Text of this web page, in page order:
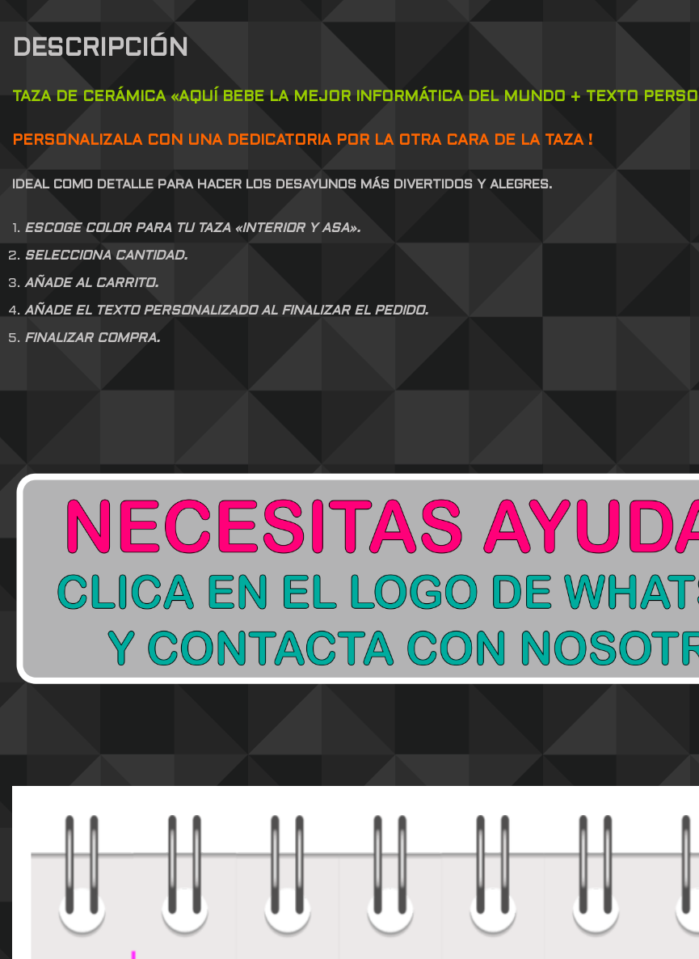
DESCRIPCIÓN
TAZA DE CERÁMICA «AQUÍ BEBE LA MEJOR INFORMÁTICA DEL MUNDO + TEXTO
PERSONALIZALA CON UNA DEDICATORIA POR LA OTRA CARA DE LA TAZA !
IDEAL COMO DETALLE PARA HACER LOS DESAYUNOS MÁS DIVERTIDOS Y ALEGRES.
ESCOGE COLOR PARA TU TAZA «INTERIOR Y ASA».
SELECCIONA CANTIDAD.
AÑADE AL CARRITO.
AÑADE EL TEXTO PERSONALIZADO AL FINALIZAR EL PEDIDO.
FINALIZAR COMPRA.